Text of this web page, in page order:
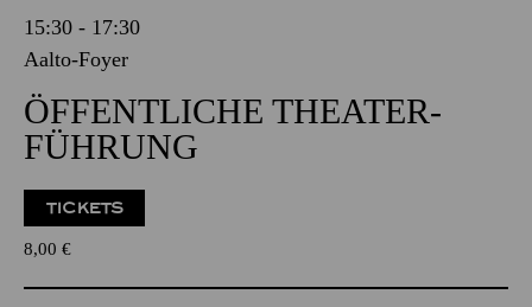
15:30 - 17:30
Aalto-Foyer
ÖFFENTLICHE THEATER­
FÜHRUNG
TICKETS
8,00 €